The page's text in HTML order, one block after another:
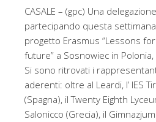
CASALE – (gpc) Una
partecipando questa
progetto Erasmus “Lessons
future” a Sosnowiec in Polonia,
Si sono ritrovati i
aderenti: oltre al Leardi, l’ IES
(Spagna), il Twenty Eighth
Salonicco (Grecia), il